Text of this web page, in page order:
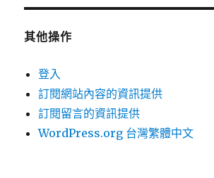
其他操作
登入
訂閱網站內容的資訊提供
訂閱留言的資訊提供
WordPress.org 台灣繁體中文